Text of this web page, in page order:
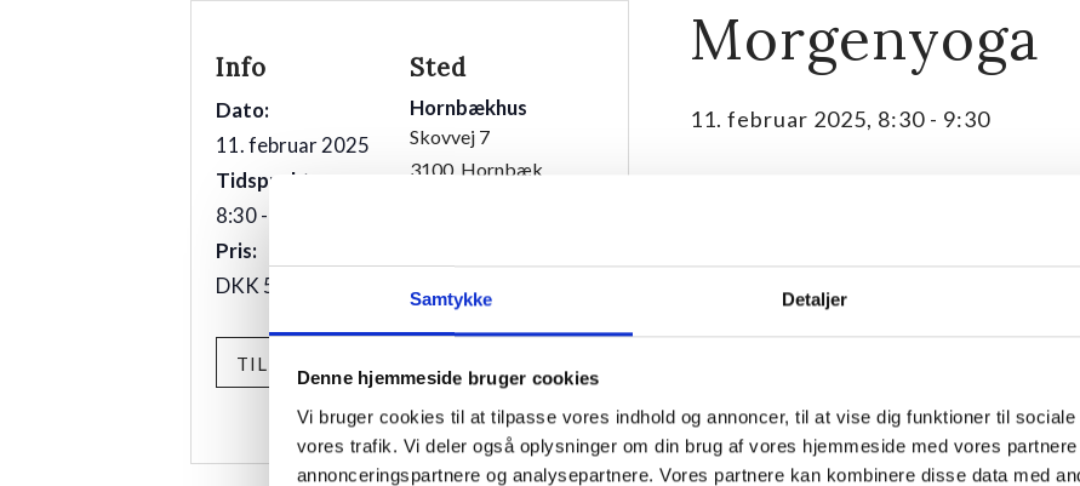
Samtykke Detaljer
Denne hjemmeside bruger cookies
Vi bruger cookies til at tilpasse vores indhold og annoncer, til at vise dig funktioner til
vores trafik. Vi deler også oplysninger om din brug af vores hjemmeside med vores
annonceringspartnere og analysepartnere. Vores partnere kan kombinere disse data med
Morgenyoga
11. februar 2025, 8:30 - 9:30
Info
Dato:
11. februar 2025
Tidspunkt:
8:30 - 9:30
Pris:
DKK 50
Sted
Hornbækhus
Skovvej 7
3100 Hornbæk
TILMELD